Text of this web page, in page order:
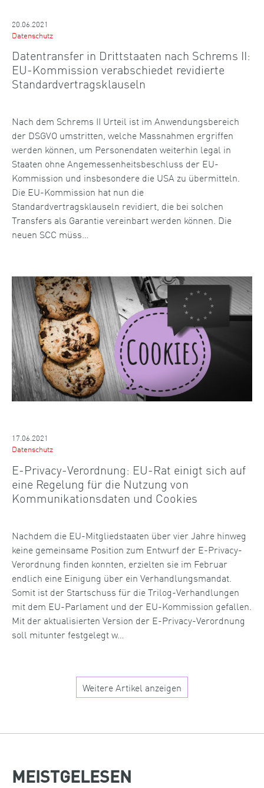
20.06.2021
Datenschutz
Datentransfer in Drittstaaten nach Schrems II:
EU-Kommission verabschiedet revidierte
Standardvertragsklauseln
Nach dem Schrems II Urteil ist im Anwendungsbereich
der DSGVO umstritten, welche Massnahmen ergriffen
werden können, um Personendaten weiterhin legal in
Staaten ohne Angemessenheitsbeschluss der EU-
Kommission und insbesondere die USA zu übermitteln.
Die EU-Kommission hat nun die
Standardvertragsklauseln revidiert, die bei solchen
Transfers als Garantie vereinbart werden können. Die
neuen SCC müss…
17.06.2021
Datenschutz
E-Privacy-Verordnung: EU-Rat einigt sich auf
eine Regelung für die Nutzung von
Kommunikationsdaten und Cookies
Nachdem die EU-Mitgliedstaaten über vier Jahre hinweg
keine gemeinsame Position zum Entwurf der E-Privacy-
Verordnung finden konnten, erzielten sie im Februar
endlich eine Einigung über ein Verhandlungsmandat.
Somit ist der Startschuss für die Trilog-Verhandlungen
mit dem EU-Parlament und der EU-Kommission gefallen.
Mit der aktualisierten Version der E-Privacy-Verordnung
soll mitunter festgelegt w…
Weitere Artikel anzeigen
MEISTGELESEN